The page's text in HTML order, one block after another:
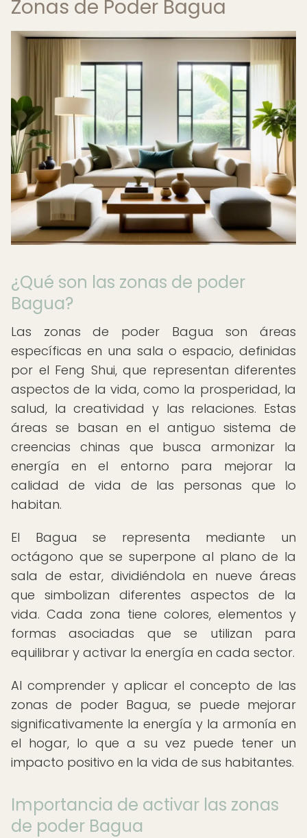
Zonas de Poder Bagua
¿Qué son las zonas de poder
Bagua?
Las zonas de poder Bagua son áreas
específicas en una sala o espacio, definidas
por el Feng Shui, que representan diferentes
aspectos de la vida, como la prosperidad, la
salud, la creatividad y las relaciones. Estas
áreas se basan en el antiguo sistema de
creencias chinas que busca armonizar la
energía en el entorno para mejorar la
calidad de vida de las personas que lo
habitan.
El Bagua se representa mediante un
octágono que se superpone al plano de la
sala de estar, dividiéndola en nueve áreas
que simbolizan diferentes aspectos de la
vida. Cada zona tiene colores, elementos y
formas asociadas que se utilizan para
equilibrar y activar la energía en cada sector.
Al comprender y aplicar el concepto de las
zonas de poder Bagua, se puede mejorar
significativamente la energía y la armonía en
el hogar, lo que a su vez puede tener un
impacto positivo en la vida de sus habitantes.
Importancia de activar las zonas
de poder Bagua